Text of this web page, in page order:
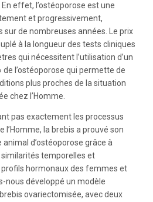
effet, l’ostéoporose est une
et progressivement,
sur de nombreuses années. Le prix
à la longueur des tests cliniques
qui nécessitent l’utilisation d’un
de l’ostéoporose qui permette de
plus proches de la situation
chez l’Homme.
pas exactement les processus
l’Homme, la brebis a prouvé son
d’ostéoporose grâce à
similarités temporelles et
hormonaux des femmes et
nous développé un modèle
ovariectomisée, avec deux